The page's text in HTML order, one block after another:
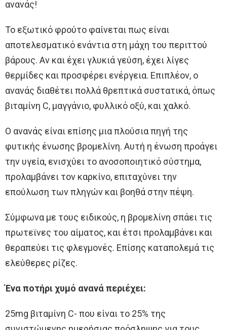
ανανάς!
Το εξωτικό φρούτο φαίνεται πως είναι
αποτελεσματικό ενάντια στη μάχη του περιττού
βάρους. Αν και έχει γλυκιά γεύση, έχει λίγες
θερμίδες και προσφέρει ενέργεια. Επιπλέον, ο
ανανάς διαθέτει πολλά θρεπτικά συστατικά, όπως
βιταμίνη C, μαγγάνιο, φυλλικό οξύ, και χαλκό.
Ο ανανάς είναι επίσης μια πλούσια πηγή της
φυτικής ένωσης βρομελίνη. Αυτή η ένωση προάγει
την υγεία, ενισχύει το ανοσοποιητικό σύστημα,
προλαμβάνει τον καρκίνο, επιταχύνει την
επούλωση των πληγών και βοηθά στην πέψη.
Σύμφωνα με τους ειδικούς, η βρομελίνη σπάει τις
πρωτεϊνες του αίματος, και έτσι προλαμβάνει και
θεραπεύει τις φλεγμονές. Επίσης καταπολεμά τις
ελεύθερες ρίζες.
Ένα ποτήρι χυμό ανανά περιέχει:
25mg βιταμίνη C- που είναι το 25% της